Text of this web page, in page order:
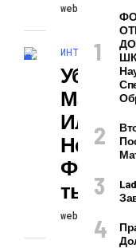
webexperience
ИНТЕРЕСНОЕ И
Магия
Или
Нельзя
Ться В
webexperience